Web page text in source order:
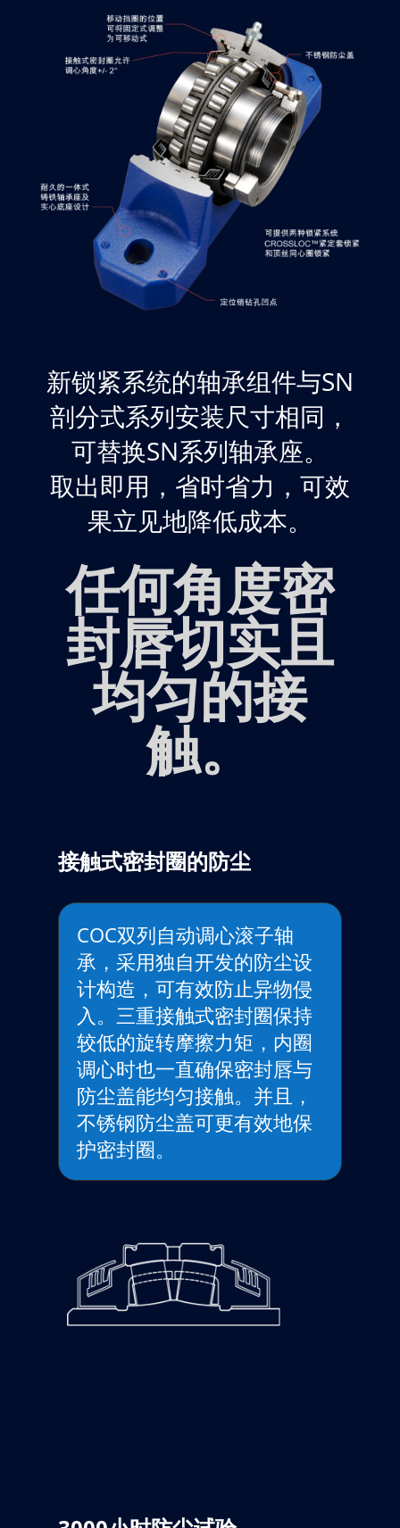
新锁紧系统的轴承组件与SN
剖分式系列安装尺寸相同，
可替换SN系列轴承座。
取出即用，省时省力，可效
果立见地降低成本。
任何角度密
封唇切实且
均匀的接
触。
接触式密封圈的防尘
COC双列自动调心滚子轴
承，采用独自开发的防尘设
计构造，可有效防止异物侵
入。三重接触式密封圈保持
较低的旋转摩擦力矩，内圈
调心时也一直确保密封唇与
防尘盖能均匀接触。并且，
不锈钢防尘盖可更有效地保
护密封圈。